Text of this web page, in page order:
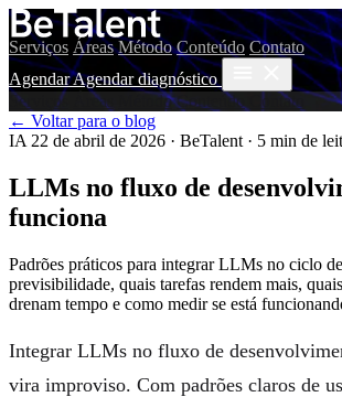
Serviços Áreas Método Conteúdo Contato
AgendarAgendar diagnóstico
Serviços
Áreas Método Conteúdo
Contato
← Voltar para o blog
IA 22 de abril de 2026 · BeTalent · 5 min de
LLMs no fluxo de
funciona
Padrões práticos para integrar LLMs no ciclo
previsibilidade, quais tarefas rendem mais,
drenam tempo e como medir se está
Integrar LLMs no fluxo de
vira improviso. Com padrões claros de